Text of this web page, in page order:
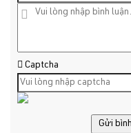
Captcha
Gửi